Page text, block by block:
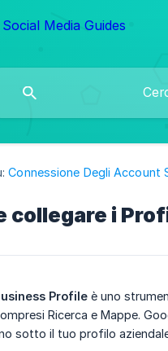
Connessione Degli Account
collegare i
Profile è uno
Ricerca e Mappe.
sotto il tuo profilo